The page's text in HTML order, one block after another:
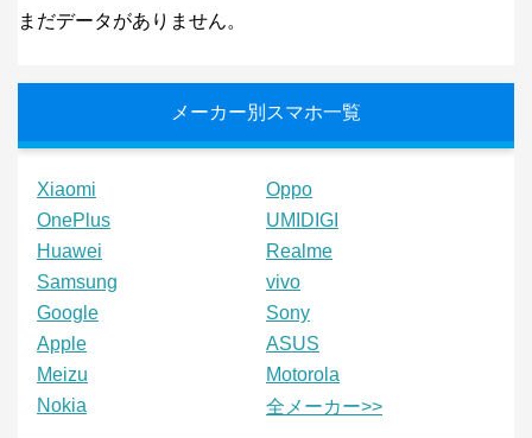
まだデータがありません。
メーカー別スマホ一覧
Xiaomi
Oppo
OnePlus
UMIDIGI
Huawei
Realme
Samsung
vivo
Google
Sony
Apple
ASUS
Meizu
Motorola
Nokia
全メーカー>>